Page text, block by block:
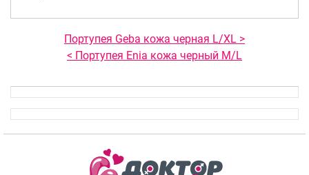
Портупея Geba кожа черная L/XL >
< Портупея Enia кожа черный M/L